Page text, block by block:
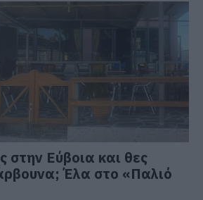
στην Εύβοια και θες
Έλα στο «Παλιό